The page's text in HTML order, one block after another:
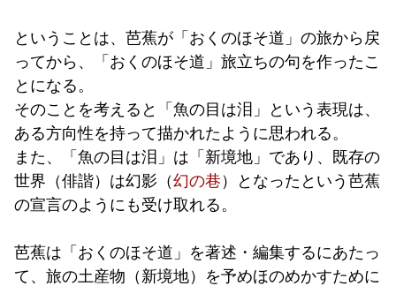
ということは、芭蕉が「おくのほそ道」の旅から戻
ってから、「おくのほそ道」旅立ちの句を作ったこ
とになる。
そのことを考えると「魚の目は泪」という表現は、
ある方向性を持って描かれたように思われる。
また、「魚の目は泪」は「新境地」であり、既存の
世界（俳諧）は幻影（幻の巷 ）となったという芭蕉
の宣言のようにも受け取れる。
芭蕉は「おくのほそ道」を著述・編集するにあたっ
て、旅の土産物（新境地）を予めほのめかすために